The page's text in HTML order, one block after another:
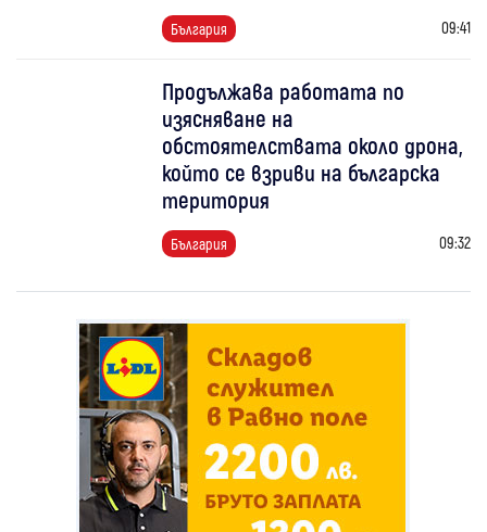
България 09:41
Продължава работата по
изясняване на
обстоятелствата около дрона,
който се взриви на българска
територия
България 09:32